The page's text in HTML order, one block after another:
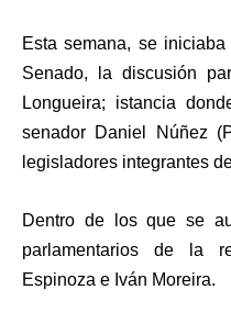
Esta semana, se
Senado, la discusión
Longueira; istancia
senador Daniel Núñez
legisladores integrantes
Dentro de los que se
parlamentarios de la
Espinoza e Iván Moreira.